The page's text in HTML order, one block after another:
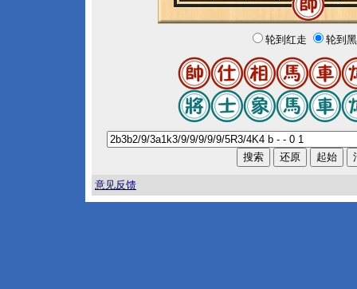
轮到红走 轮到
意见反馈